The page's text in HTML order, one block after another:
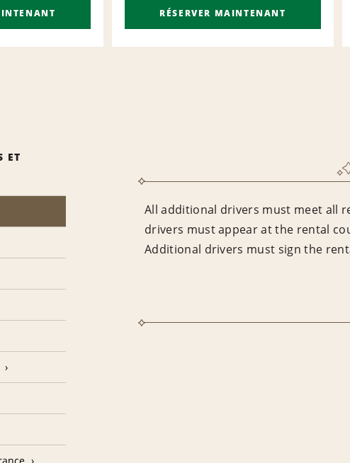
RÉSERVER MAINTENANT
ET
All additional drivers must meet all
drivers must appear at the rental
Additional drivers must sign the